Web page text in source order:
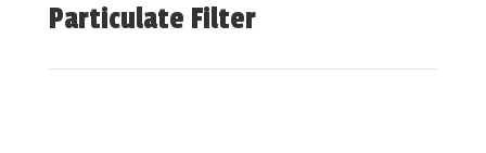
Particulate Filter